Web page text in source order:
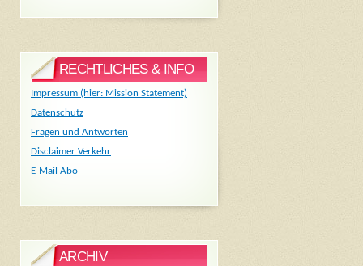
RECHTLICHES & INFO
Impressum (hier: Mission Statement)
Datenschutz
Fragen und Antworten
Disclaimer Verkehr
E-Mail Abo
ARCHIV